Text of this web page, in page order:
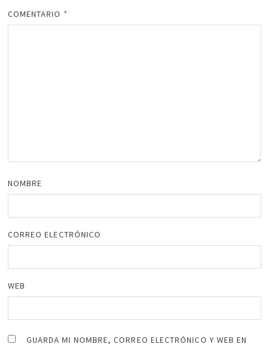
COMENTARIO *
NOMBRE
CORREO ELECTRÓNICO
WEB
GUARDA MI NOMBRE, CORREO ELECTRÓNICO Y WEB EN